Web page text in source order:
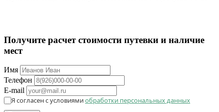
Получите расчет стоимости путевки и наличие
мест
Имя
Телефон
E-mail
Я согласен с условиямиобработки персональных данных